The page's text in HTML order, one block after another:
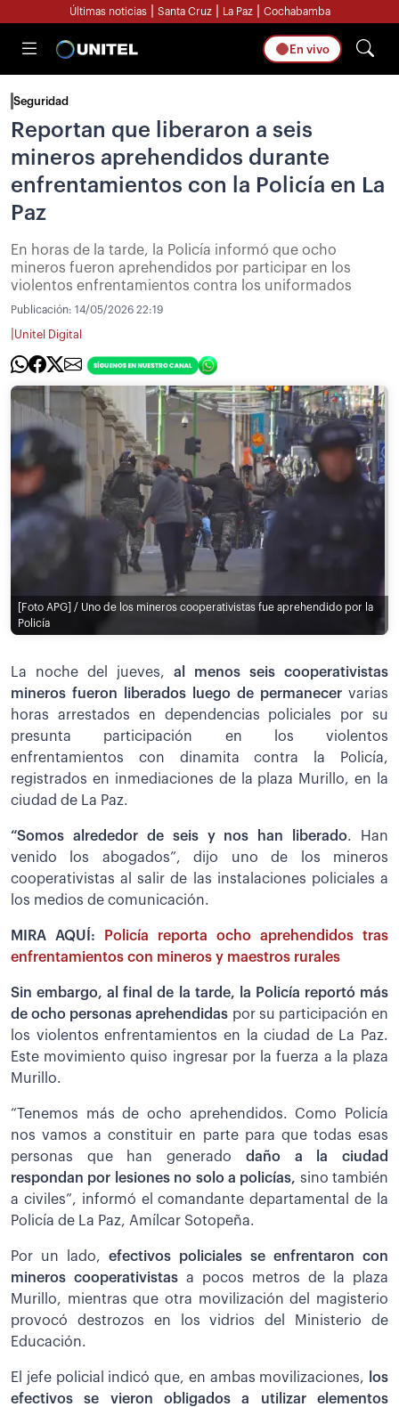
Últimas noticias Santa Cruz La Paz Cochabamba
En vivo
Seguridad
Reportan que liberaron a seis
mineros aprehendidos durante
enfrentamientos con la Policía en La
Paz
En horas de la tarde, la Policía informó que ocho
mineros fueron aprehendidos por participar en los
violentos enfrentamientos contra los uniformados
Publicación: 14/05/2026 22:19
Unitel Digital
[Foto APG] / Uno de los mineros cooperativistas fue aprehendido por la
Policía
La noche del jueves, al menos seis cooperativistas
mineros fueron liberados luego de permanecer varias
horas arrestados en dependencias policiales por su
presunta participación en los violentos
enfrentamientos con dinamita contra la Policía,
registrados en inmediaciones de la plaza Murillo, en la
ciudad de La Paz.
“Somos alrededor de seis y nos han liberado. Han
venido los abogados”, dijo uno de los mineros
cooperativistas al salir de las instalaciones policiales a
los medios de comunicación.
MIRA AQUÍ:
Policía reporta ocho aprehendidos tras
enfrentamientos con mineros y maestros rurales
Sin embargo, al final de la tarde, la Policía reportó más
de ocho personas aprehendidas por su participación en
los violentos enfrentamientos en la ciudad de La Paz.
Este movimiento quiso ingresar por la fuerza a la plaza
Murillo.
“Tenemos más de ocho aprehendidos. Como Policía
nos vamos a constituir en parte para que todas esas
personas que han generado daño a la ciudad
respondan por lesiones no solo a policías, sino también
a civiles”, informó el comandante departamental de la
Policía de La Paz, Amílcar Sotopeña.
Por un lado, efectivos policiales se enfrentaron con
mineros cooperativistas a pocos metros de la plaza
Murillo, mientras que otra movilización del magisterio
provocó destrozos en los vidrios del Ministerio de
Educación.
El jefe policial indicó que, en ambas movilizaciones, los
efectivos se vieron obligados a utilizar elementos